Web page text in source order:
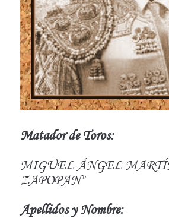
Matador de Toros:
MIGUEL ÁNGEL
ZAPOPAN"
Apellidos y Nombre: